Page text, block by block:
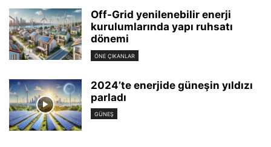
Off-Grid yenilenebilir enerji
kurulumlarında yapı ruhsatı
dönemi
ÖNE ÇIKANLAR
2024’te enerjide güneşin yıldızı
parladı
GÜNEŞ